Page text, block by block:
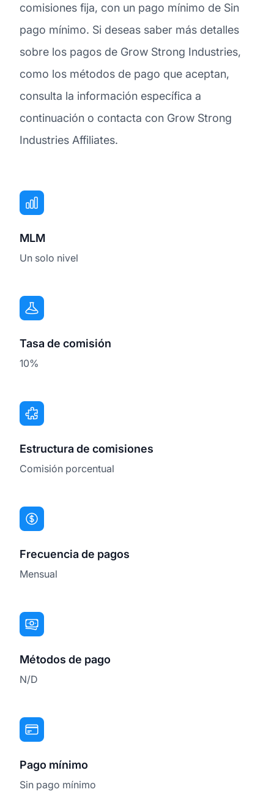
comisiones fija, con un pago mínimo de Sin
pago mínimo. Si deseas saber más detalles
sobre los pagos de Grow Strong Industries,
como los métodos de pago que aceptan,
consulta la información específica a
continuación o contacta con Grow Strong
Industries Affiliates.
MLM
Un solo nivel
Tasa de comisión
10%
Estructura de comisiones
Comisión porcentual
Frecuencia de pagos
Mensual
Métodos de pago
N/D
Pago mínimo
Sin pago mínimo